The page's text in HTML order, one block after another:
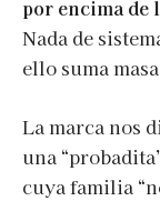
por encima de
Nada de
ello suma
La marca nos
una
cuya familia